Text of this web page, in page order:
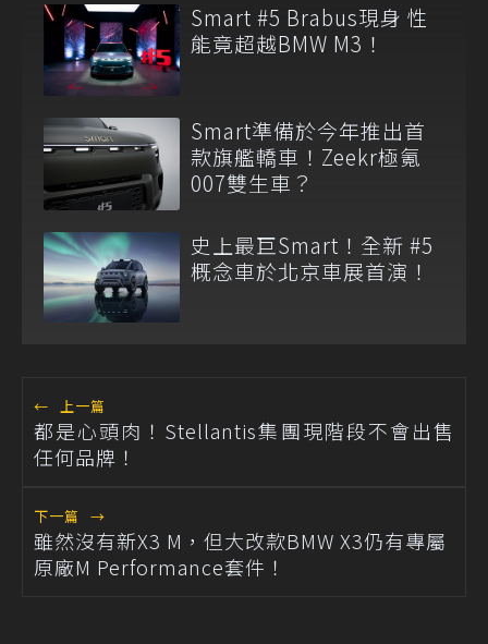
Smart #5 Brabus現身 性
能竟超越BMW M3！
Smart準備於今年推出首
款旗艦轎車！Zeekr極氪
007雙生車？
史上最巨Smart！全新 #5
概念車於北京車展首演！
← 上一篇
都是心頭肉！Stellantis集團現階段不會出售
任何品牌！
下一篇 →
雖然沒有新X3 M，但大改款BMW X3仍有專屬
原廠M Performance套件！